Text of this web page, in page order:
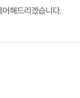
어해드리겠습니다.